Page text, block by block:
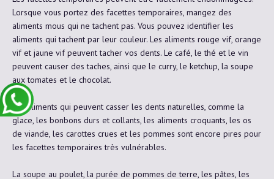
Lorsque vous portez des facettes temporaires, mangez des
aliments mous qui ne tachent pas. Vous pouvez identifier les
aliments qui tachent par leur couleur. Les aliments rouge vif, orange
vif et jaune vif peuvent tacher vos dents. Le café, le thé et le vin
peuvent causer des taches, ainsi que le curry, le ketchup, la soupe
aux tomates et le chocolat.
Les aliments qui peuvent casser les dents naturelles, comme la
glace, les bonbons durs et collants, les aliments croquants, les os
de viande, les carottes crues et les pommes sont encore pires pour
les facettes temporaires très vulnérables.
La soupe au poulet, la purée de pommes de terre, les pâtes, les